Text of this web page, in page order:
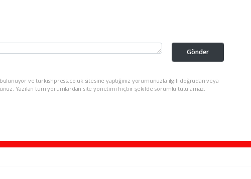
Gönder
ve turkishpress.co.uk sitesine yaptığınız yorumunuzla ilgili doğrudan veya
Yazılan tüm yorumlardan site yönetimi hiçbir şekilde sorumlu tutulamaz.